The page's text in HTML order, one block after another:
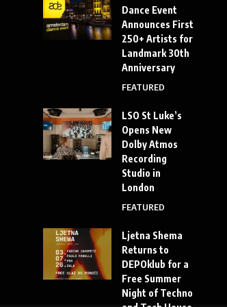
Dance Event
Announces First
250+ Artists for
Landmark 30th
Anniversary
FEATURED
LSO St Luke’s
Opens New
Dolby Atmos
Recording
Studio in
London
FEATURED
Ljetna Shema
Returns to
DEPOklub for a
Free Summer
Night of Techno